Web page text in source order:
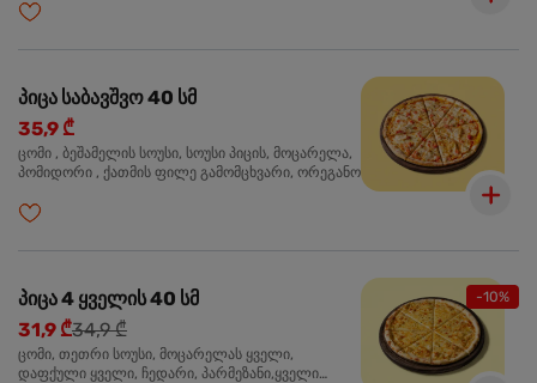
სეზამის მარცვლის ნაზავი, ქინძი, ორეგანო
პიცა საბავშვო 40 სმ
35,9 ₾
ცომი , ბეშამელის სოუსი, სოუსი პიცის, მოცარელა,
პომიდორი , ქათმის ფილე გამომცხვარი, ორეგანო
-10%
პიცა 4 ყველის 40 სმ
31,9 ₾34,9 ₾
ცომი, თეთრი სოუსი, მოცარელას ყველი,
დაფქული ყველი, ჩედარი, პარმეზანი,ყველი